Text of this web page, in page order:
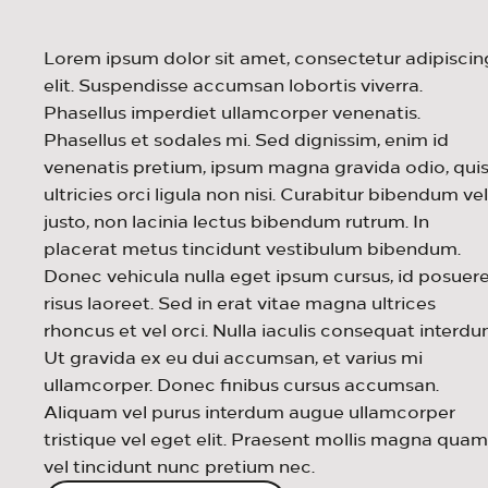
Lorem ipsum dolor sit amet, consectetur
elit. Suspendisse accumsan lobortis viverra.
Phasellus imperdiet ullamcorper venenatis.
Phasellus et sodales mi. Sed dignissim, enim id
venenatis pretium, ipsum magna gravida odio, quis
ultricies orci ligula non nisi. Curabitur bibendum
justo, non lacinia lectus bibendum rutrum. In
placerat metus tincidunt vestibulum bibendum.
Donec vehicula nulla eget ipsum cursus, id posuere
risus laoreet. Sed in erat vitae magna ultrices
rhoncus et vel orci. Nulla iaculis consequat
Ut gravida ex eu dui accumsan, et varius mi
ullamcorper. Donec finibus cursus accumsan.
Aliquam vel purus interdum augue ullamcorper
tristique vel eget elit. Praesent mollis magna
vel tincidunt nunc pretium nec.